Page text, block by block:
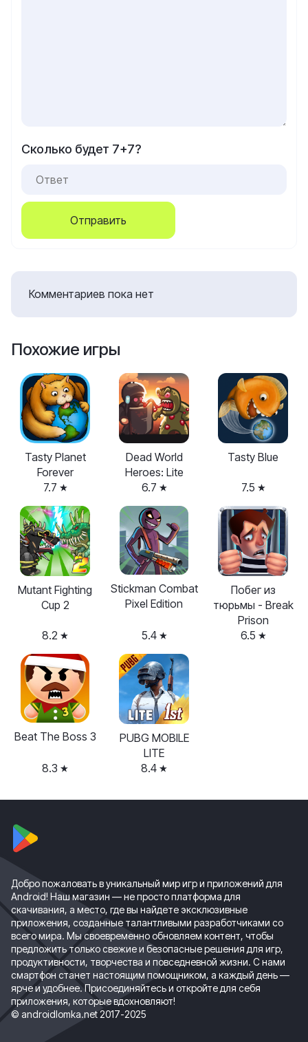
Сколько будет 7+7?
Отправить
Комментариев пока нет
Похожие игры
Tasty Planet
Forever
7.7
Dead World
Heroes: Lite
6.7
Tasty Blue
7.5
Mutant Fighting
Cup 2
8.2
Stickman Combat
Pixel Edition
5.4
Побег из
тюрьмы - Break
Prison
6.5
Beat The Boss 3
8.3
PUBG MOBILE
LITE
8.4
Добро пожаловать в уникальный мир игр и приложений для
Android! Наш магазин — не просто платформа для
скачивания, а место, где вы найдете эксклюзивные
приложения, созданные талантливыми разработчиками со
всего мира. Мы своевременно обновляем контент, чтобы
предложить только свежие и безопасные решения для игр,
продуктивности, творчества и повседневной жизни. С нами
смартфон станет настоящим помощником, а каждый день —
ярче и удобнее. Присоединяйтесь и откройте для себя
приложения, которые вдохновляют!
© androidlomka.net 2017-2025